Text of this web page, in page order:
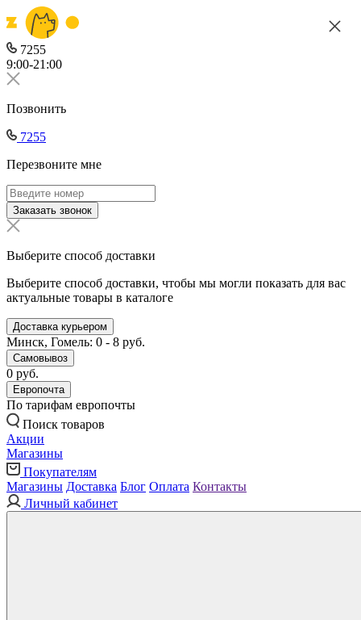
7255
9:00-21:00
Позвонить
7255
Перезвоните мне
Заказать звонок
Выберите способ доставки
Выберите способ доставки, чтобы мы могли показать для вас
актуальные товары в каталоге
Доставка курьером
Минск, Гомель: 0 - 8 руб.
Самовывоз
0 руб.
Европочта
По тарифам европочты
Поиск товаров
Акции
Магазины
Покупателям
Магазины Доставка Блог Оплата Контакты
Личный кабинет